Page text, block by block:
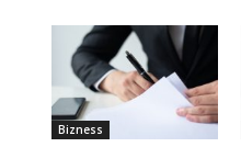
Bizness